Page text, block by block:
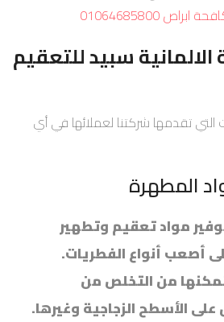
01064685800
سبيد للتعقيم
التي تقدمها شركتنا لعملائها في أي
المطهرة
مواد تعقيم وتطهير
أصعب أنواع الفطريات.
تمكنها من التخلص من
الأسطح الزجاجية وغيرها.